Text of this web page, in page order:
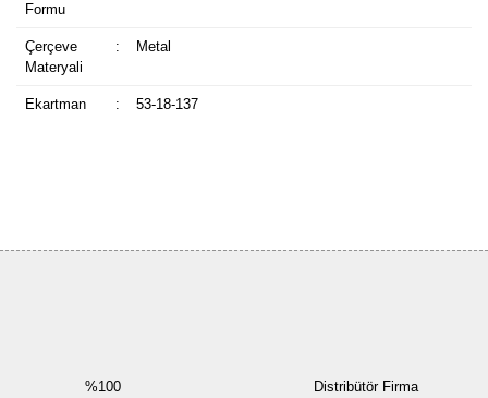
Formu
Çerçeve
Materyali
: Metal
Ekartman : 53-18-137
%100
Distribütör Firma